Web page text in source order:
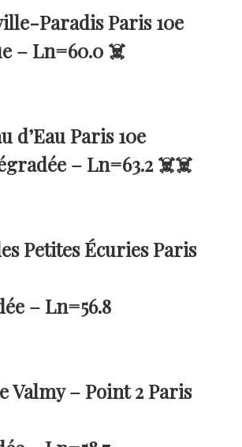
Paradis Paris 10e
– Ln=60.0 ☠️
d’Eau Paris 10e
– Ln=63.2 ☠️☠️
Petites Écuries Paris
– Ln=56.8
Valmy – Point 2 Paris